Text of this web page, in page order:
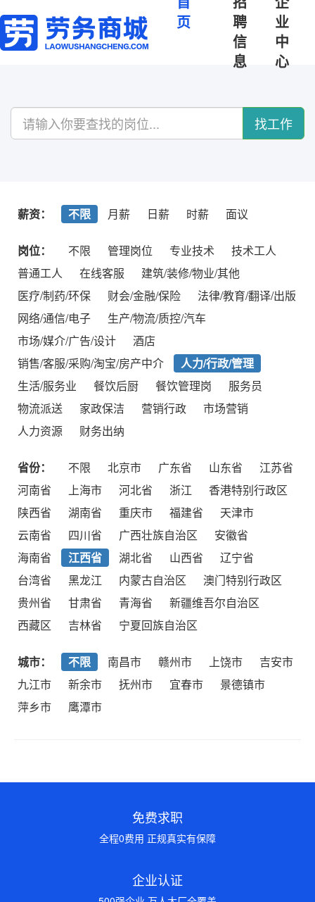
页
聘
信
息
业
中
心
找工作
薪资： 不限 月薪 日薪 时薪 面议
岗位： 不限 管理岗位 专业技术
技术工人
普通工人
在线客服
建筑/装修/物业/其他
医疗/制药/环保
财会/金融/保险
法律/教育/翻译/出版
网络/通信/电子
生产/物流/质控/汽车
市场/媒介/广告/设计
酒店
销售/客服/采购/淘宝/房产中介
人力/行政/管理
生活/服务业
餐饮后厨 餐饮管理岗
服务员
物流派送
家政保洁 营销行政
市场营销
人力资源
财务出纳
省份： 不限 北京市 广东省 山东省
江苏省
河南省
上海市 河北省 浙江
香港特别行政区
陕西省
湖南省 重庆市 福建省
天津市
云南省
四川省 广西壮族自治区
安徽省
海南省
江西省 湖北省 山西省
辽宁省
台湾省
黑龙江 内蒙古自治区
澳门特别行政区
贵州省
甘肃省 青海省
新疆维吾尔自治区
西藏区
吉林省 宁夏回族自治区
城市： 不限 南昌市 赣州市 上饶市
吉安市
九江市
新余市 抚州市 宜春市
景德镇市
萍乡市
鹰潭市
免费求职
全程0费用 正规真实有保障
企业认证